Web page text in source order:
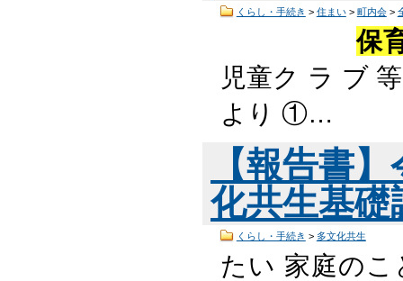
くらし・手続き > 住まい> 町内会>
保
児童ク ラ
より ①…
【報告書
化共生基
くらし・手続き > 多文化共生
たい 家庭のこ